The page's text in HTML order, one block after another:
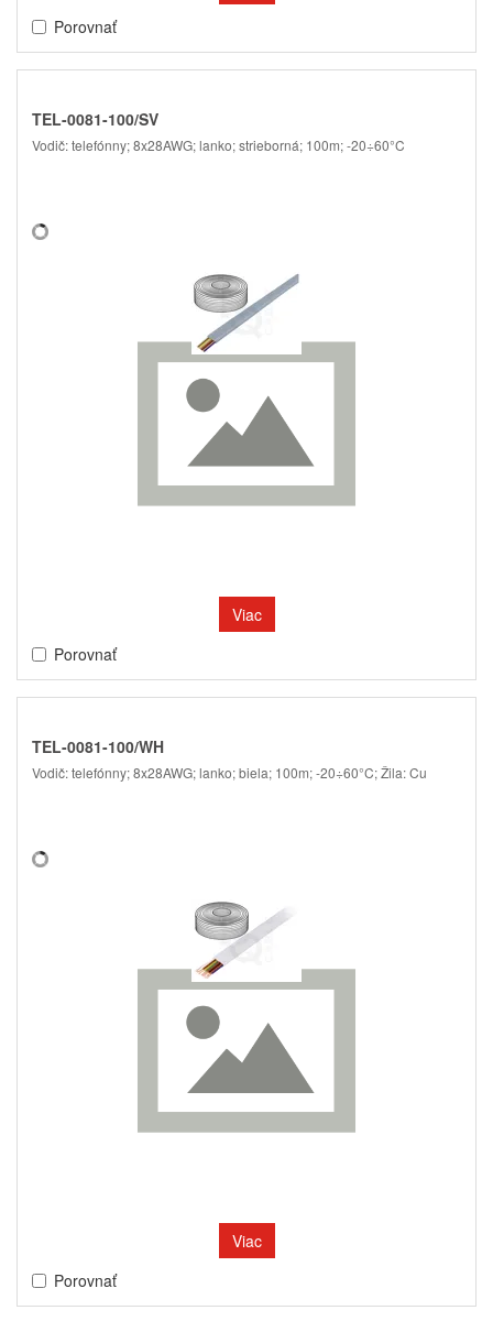
Porovnať
TEL-0081-100/SV
Vodič: telefónny; 8x28AWG; lanko; strieborná; 100m; -20÷60°C
Viac
Porovnať
TEL-0081-100/WH
Vodič: telefónny; 8x28AWG; lanko; biela; 100m; -20÷60°C; Žila: Cu
Viac
Porovnať